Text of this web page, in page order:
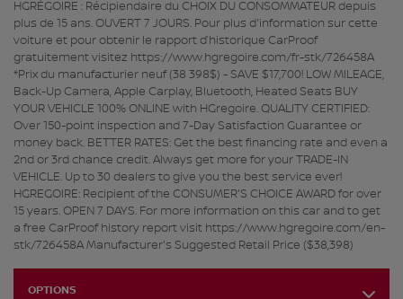
HGRÉGOIRE : Récipiendaire du CHOIX DU CONSOMMATEUR depuis
plus de 15 ans. OUVERT 7 JOURS. Pour plus d'information sur cette
voiture et pour obtenir le rapport d’historique CarProof
gratuitement visitez https://www.hgregoire.com/fr-stk/726458A
*Prix du manufacturier neuf (38 398$) - SAVE $17,700! LOW MILEAGE,
Back-Up Camera, Apple Carplay, Bluetooth, Heated Seats BUY
YOUR VEHICLE 100% ONLINE with HGregoire. QUALITY CERTIFIED:
Over 150-point inspection and 7-Day Satisfaction Guarantee or
money back. BETTER RATES: Get the best financing rate and even a
2nd or 3rd chance credit. Always get more for your TRADE-IN
VEHICLE. Up to 30 dealers to give you the best service ever!
HGREGOIRE: Recipient of the CONSUMER'S CHOICE AWARD for over
15 years. OPEN 7 DAYS. For more information on this car and to get
a free CarProof history report visit https://www.hgregoire.com/en-
stk/726458A Manufacturer's Suggested Retail Price ($38,398)
OPTIONS